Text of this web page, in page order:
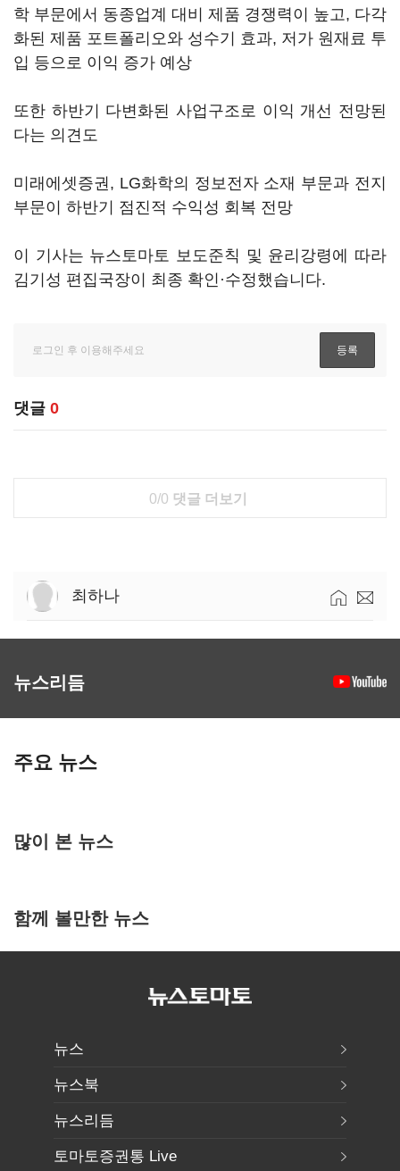
학 부문에서 동종업계 대비 제품 경쟁력이 높고, 다각
화된 제품 포트폴리오와 성수기 효과, 저가 원재료 투
입 등으로 이익 증가 예상
또한 하반기 다변화된 사업구조로 이익 개선 전망된
다는 의견도
미래에셋증권, LG화학의 정보전자 소재 부문과 전지
부문이 하반기 점진적 수익성 회복 전망
이 기사는 뉴스토마토 보도준칙 및 윤리강령에 따라
김기성 편집국장이 최종 확인·수정했습니다.
댓글 0
0/0 댓글 더보기
최하나
뉴스리듬
주요 뉴스
많이 본 뉴스
함께 볼만한 뉴스
뉴스
뉴스북
뉴스리듬
토마토증권통 Live